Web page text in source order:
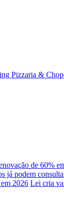
de 60%
já podem
2026 Lei cria